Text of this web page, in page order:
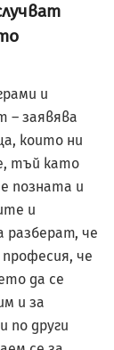
и
– заявява
които ни
тъй като
поз­ната и
и
разберат, че
че
да се
и за
по други